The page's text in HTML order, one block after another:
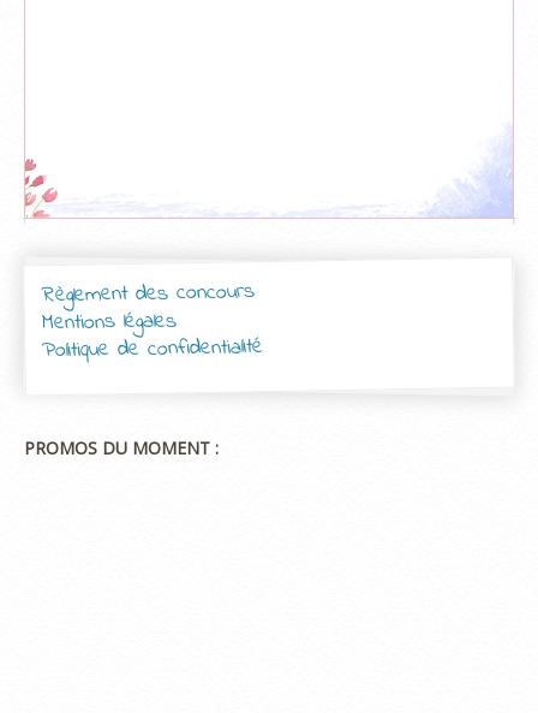
Règlement des concours
Mentions légales
Politique de confidentialité
PROMOS DU MOMENT :